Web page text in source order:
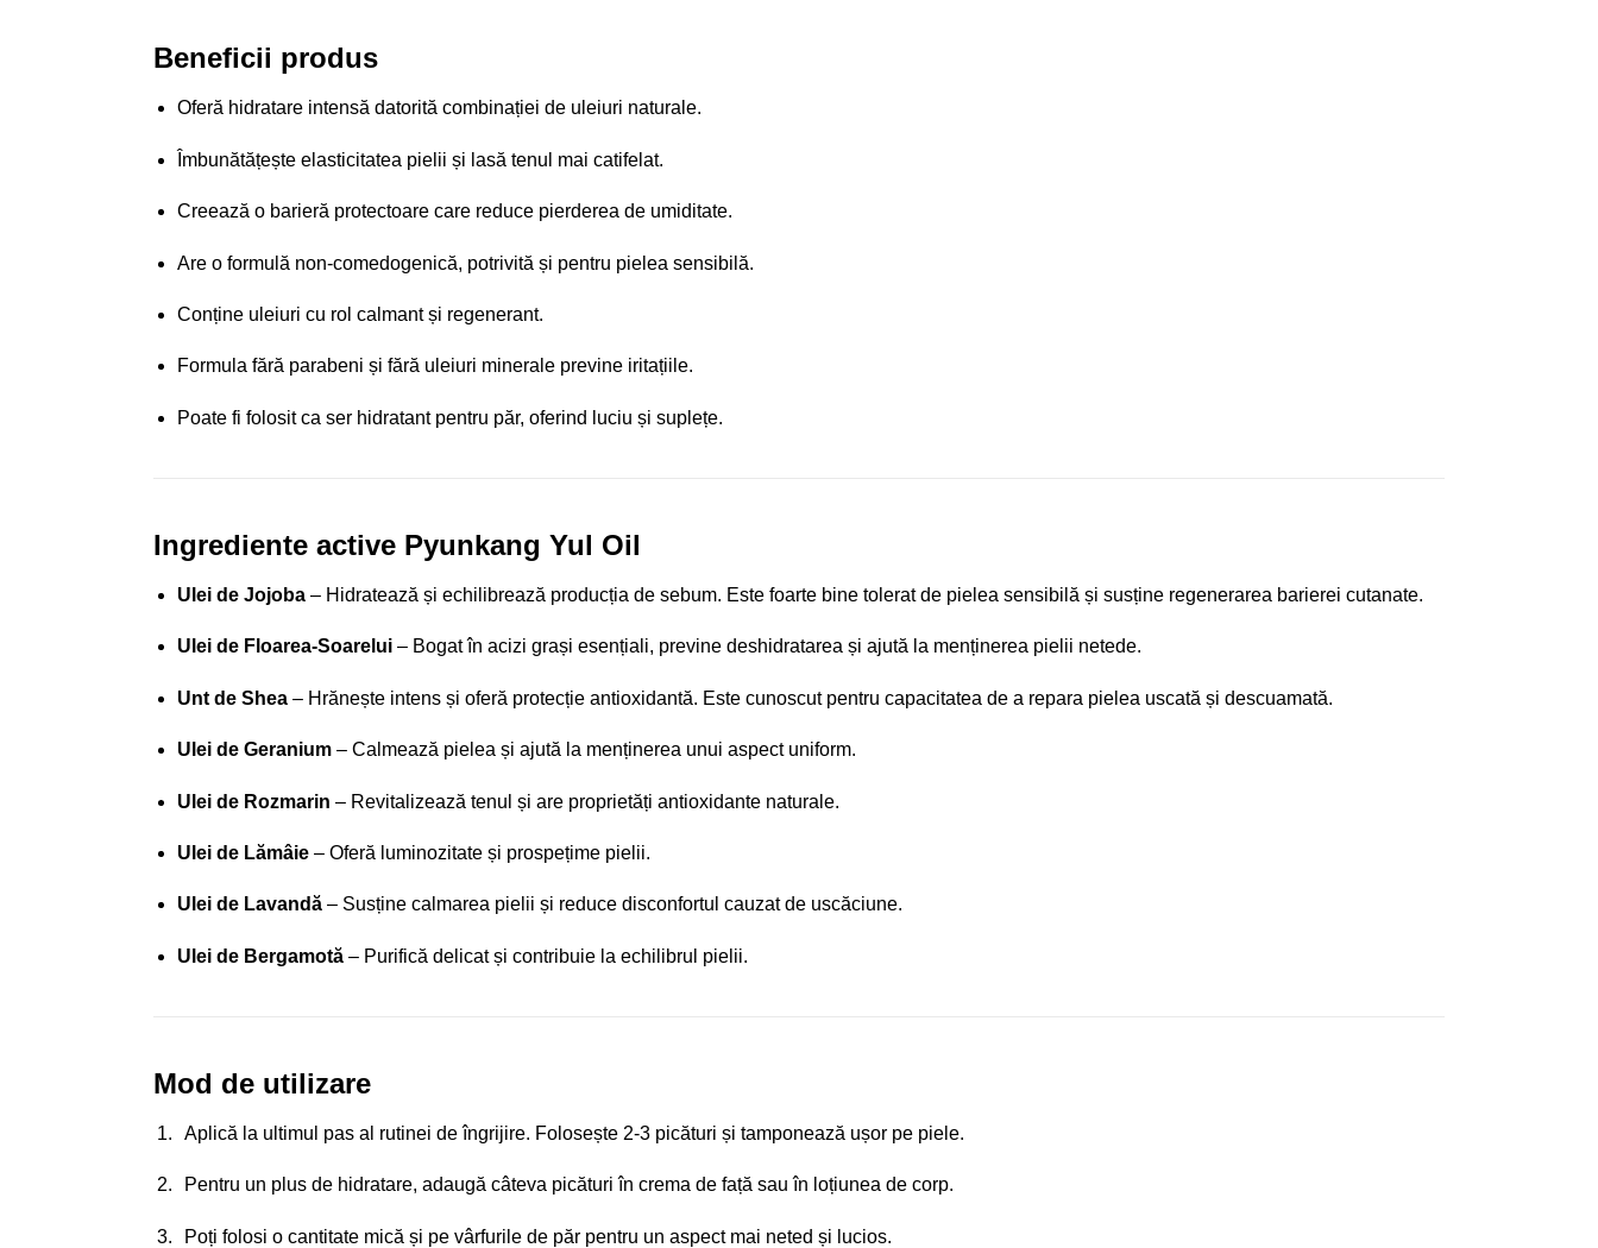
Beneficii produs
Oferă hidratare intensă datorită combinației de uleiuri naturale.
Îmbunătățește elasticitatea pielii și lasă tenul mai catifelat.
Creează o barieră protectoare care reduce pierderea de umiditate.
Are o formulă non-comedogenică, potrivită și pentru pielea sensibilă.
Conține uleiuri cu rol calmant și regenerant.
Formula fără parabeni și fără uleiuri minerale previne iritațiile.
Poate fi folosit ca ser hidratant pentru păr, oferind luciu și suplețe.
Ingrediente active Pyunkang Yul Oil
Ulei de Jojoba– Hidratează și echilibrează producția de sebum. Este foarte bine tolerat de pielea sensibilă și susține regenerarea barierei cutanate.
Ulei de Floarea-Soarelui– Bogat în acizi grași esențiali, previne deshidratarea și ajută la menținerea pielii netede.
Unt de Shea– Hrănește intens și oferă protecție antioxidantă. Este cunoscut pentru capacitatea de a repara pielea uscată și descuamată.
Ulei de Geranium– Calmează pielea și ajută la menținerea unui aspect uniform.
Ulei de Rozmarin – Revitalizează tenul și are proprietăți antioxidante naturale.
Ulei de Lămâie– Oferă luminozitate și prospețime pielii.
Ulei de Lavandă– Susține calmarea pielii și reduce disconfortul cauzat de uscăciune.
Ulei de Bergamotă– Purifică delicat și contribuie la echilibrul pielii.
Mod de utilizare
Aplică la ultimul pas al rutinei de îngrijire. Folosește 2-3 picături și tamponează ușor pe piele.
Pentru un plus de hidratare, adaugă câteva picături în crema de față sau în loțiunea de corp.
Poți folosi o cantitate mică și pe vârfurile de păr pentru un aspect mai neted și lucios.